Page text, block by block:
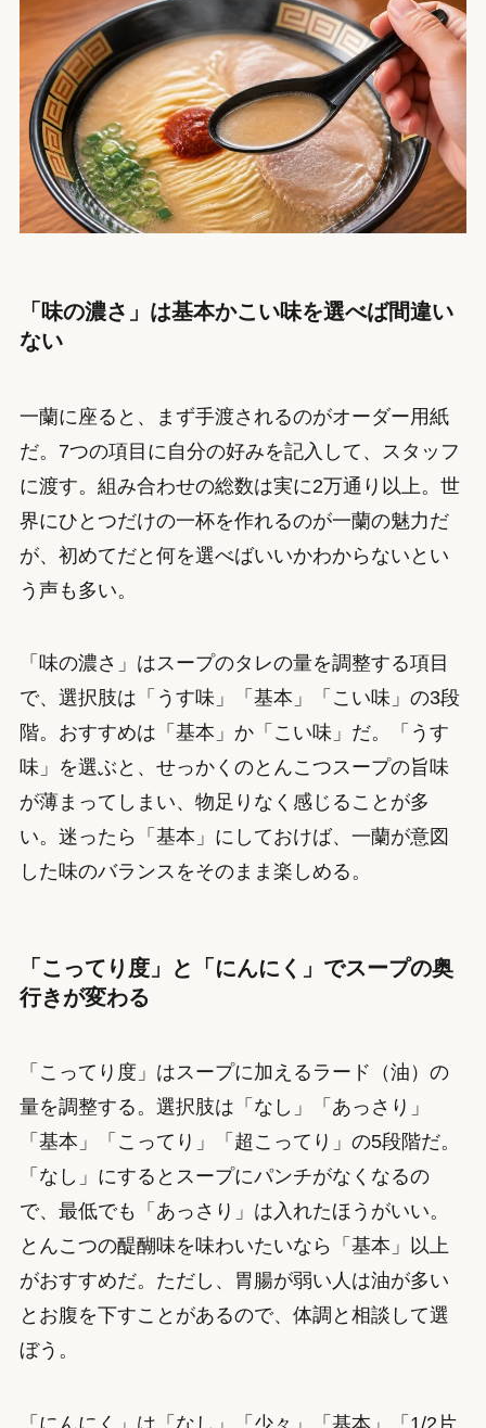
「味の濃さ」は基本かこい味を選べば間違い
ない
一蘭に座ると、まず手渡されるのがオーダー用紙
だ。7つの項目に自分の好みを記入して、スタッフ
に渡す。組み合わせの総数は実に2万通り以上。世
界にひとつだけの一杯を作れるのが一蘭の魅力だ
が、初めてだと何を選べばいいかわからないとい
う声も多い。
「味の濃さ」はスープのタレの量を調整する項目
で、選択肢は「うす味」「基本」「こい味」の3段
階。おすすめは「基本」か「こい味」だ。「うす
味」を選ぶと、せっかくのとんこつスープの旨味
が薄まってしまい、物足りなく感じることが多
い。迷ったら「基本」にしておけば、一蘭が意図
した味のバランスをそのまま楽しめる。
「こってり度」と「にんにく」でスープの奥
行きが変わる
「こってり度」はスープに加えるラード（油）の
量を調整する。選択肢は「なし」「あっさり」
「基本」「こってり」「超こってり」の5段階だ。
「なし」にするとスープにパンチがなくなるの
で、最低でも「あっさり」は入れたほうがいい。
とんこつの醍醐味を味わいたいなら「基本」以上
がおすすめだ。ただし、胃腸が弱い人は油が多い
とお腹を下すことがあるので、体調と相談して選
ぼう。
「にんにく」は「なし」「少々」「基本」「1/2片